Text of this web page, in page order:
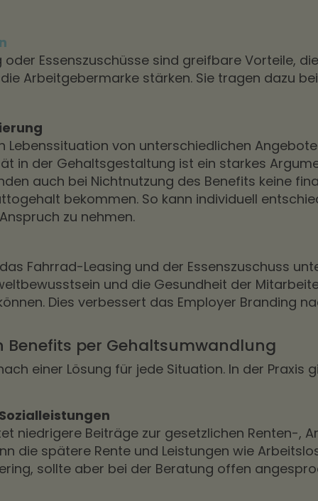
Essenszuschüsse sind greifbare Vorteile,
Arbeitgebermarke stärken. Sie tragen dazu
Lebenssituation von unterschiedlichen
in der Gehaltsgestaltung ist ein starkes
auch bei Nichtnutzung des Benefits keine
bekommen. So kann individuell
zu nehmen.
Fahrrad-Leasing und der Essenszuschuss
und die Gesundheit der
Dies verbessert das Employer Branding
Benefits per Gehaltsumwandlung
einer Lösung für jede Situation. In der Praxis
niedrigere Beiträge zur gesetzlichen Renten-,
die spätere Rente und Leistungen wie
sollte aber bei der Beratung offen